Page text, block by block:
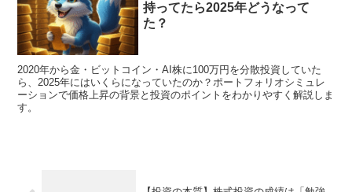
持ってたら2025年どうなって
た？
2020年から金・ビットコイン・AI株に100万円を分散投資していた
ら、2025年にはいくらになっていたのか？ポートフォリオシミュレ
ーションで価格上昇の背景と投資のポイントをわかりやすく解説しま
す。